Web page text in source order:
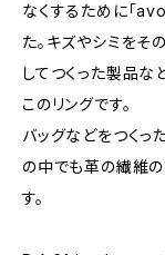
なくするために「
た。キズやシミをそ
してつくった製品な
このリングです。
バッグなどをつくっ
の中でも革の繊維
す。